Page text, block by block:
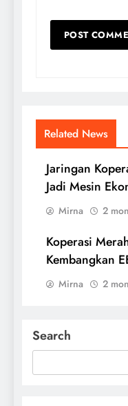
Related News
Jaringan
Jadi Mesin
Mirna 2
Koperasi
Kembangkan
Mirna 2
Search